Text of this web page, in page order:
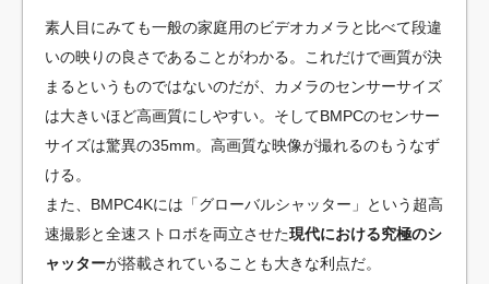
素人目にみても一般の家庭用のビデオカメラと比べて段違
いの映りの良さであることがわかる。これだけで画質が決
まるというものではないのだが、カメラのセンサーサイズ
は大きいほど高画質にしやすい。そしてBMPCのセンサー
サイズは驚異の35mm。高画質な映像が撮れるのもうなず
ける。
また、BMPC4Kには「グローバルシャッター」という超高
速撮影と全速ストロボを両立させた現代における究極のシ
ャッターが搭載されていることも大きな利点だ。